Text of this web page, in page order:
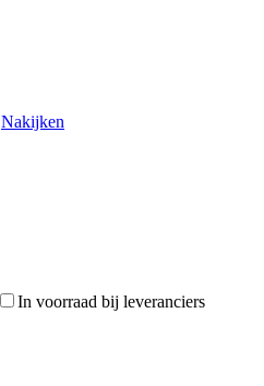
Nakijken
In voorraad bij leveranciers